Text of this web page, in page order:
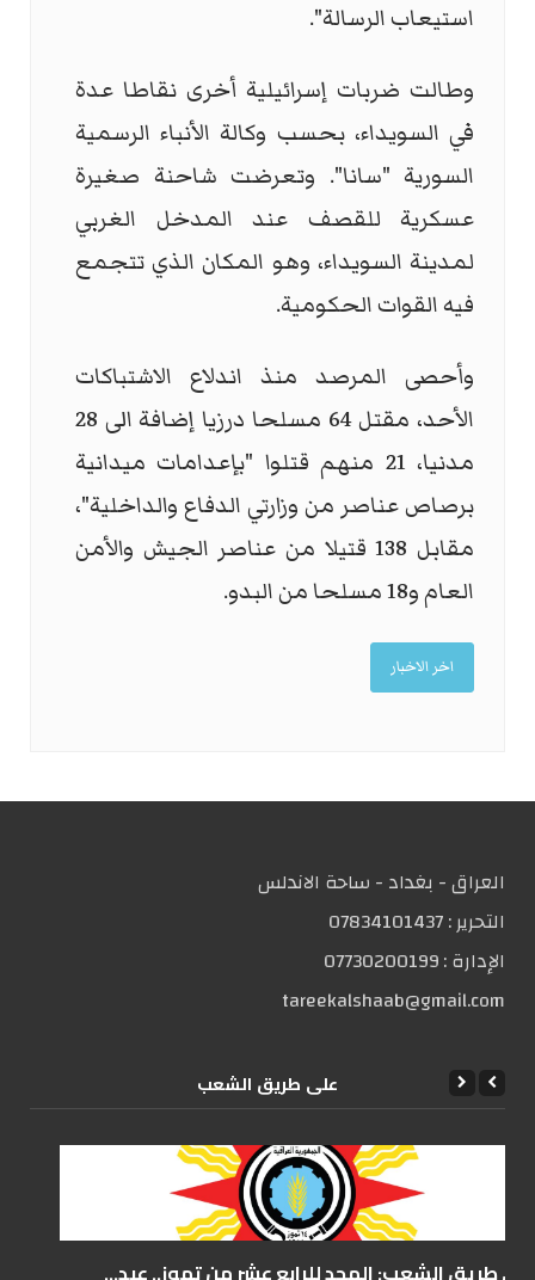
استيعاب الرسالة".
وطالت ضربات إسرائيلية أخرى نقاطا عدة
في السويداء، بحسب وكالة الأنباء الرسمية
السورية "سانا". وتعرضت شاحنة صغيرة
عسكرية للقصف عند المدخل الغربي
لمدينة السويداء، وهو المكان الذي تتجمع
فيه القوات الحكومية.
وأحصى المرصد منذ اندلاع الاشتباكات
الأحد، مقتل 64 مسلحا درزيا إضافة الى 28
مدنيا، 21 منهم قتلوا "بإعدامات ميدانية
برصاص عناصر من وزارتي الدفاع والداخلية"،
مقابل 138 قتيلا من عناصر الجيش والأمن
العام و18 مسلحا من البدو.
اخر الاخبار
العراق - بغداد - ساحة الاندلس
التحریر :07834101437
الإدارة :07730200199
tareekalshaab@gmail.com
علی طریق الشعب